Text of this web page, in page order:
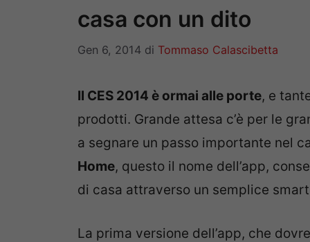
casa con un dito
Gen 6, 2014 di Tommaso Calascibetta
Il CES 2014 è ormai alle porte, e
prodotti. Grande attesa c’è per le
a segnare un passo importante nel
Home, questo il nome dell’app,
di casa attraverso un semplice
La prima versione dell’app, che